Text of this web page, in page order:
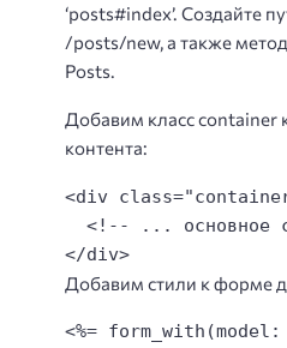
‘posts#index’. Создайте
/posts/new, а также
Posts.
Добавим класс container
контента:
<div
<!-- ... основное
</div>
Добавим стили к форме
<%=